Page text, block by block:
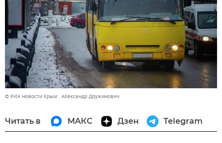
© РИА Новости Крым . Александр Дружинович
Читать в МАКС Дзен Telegram